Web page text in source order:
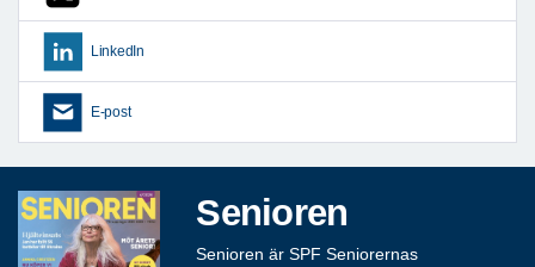
LinkedIn
E-post
Senioren
Senioren är SPF Seniorernas